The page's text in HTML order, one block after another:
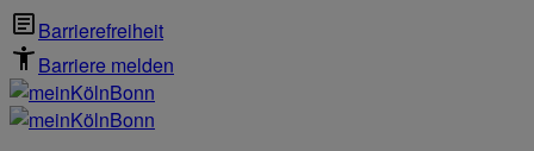
Barrierefreiheit
Barriere melden